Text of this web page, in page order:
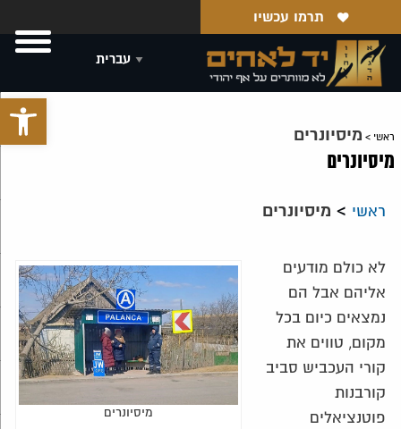
פתח
תרמו עכשיו
ראשי > מיסיונרים
מיסיונרים
ראשי > מיסיונרים
מיסיונרים
לא כולם מודעים
אליהם אבל הם
נמצאים כיום בכל
מקום, טווים את
קורי העכביש סביב
קורבנות
פוטנציאלים